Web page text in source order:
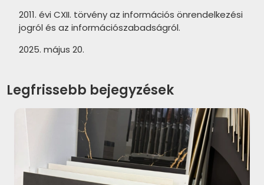
CRISTACER Carlota termékcsalád
NOVABELL Fusion termékcsalád
VALORE Corina Cream
termékcsalád
VALORE Alabastro termékcsalád
VALORE Carla termékcsalád
VALORE Triada termékcsalád
2011. évi CXII. törvény az információs önrendelkezési
jogról és az információszabadságról.
2025. május 20.
Legfrissebb bejegyzések